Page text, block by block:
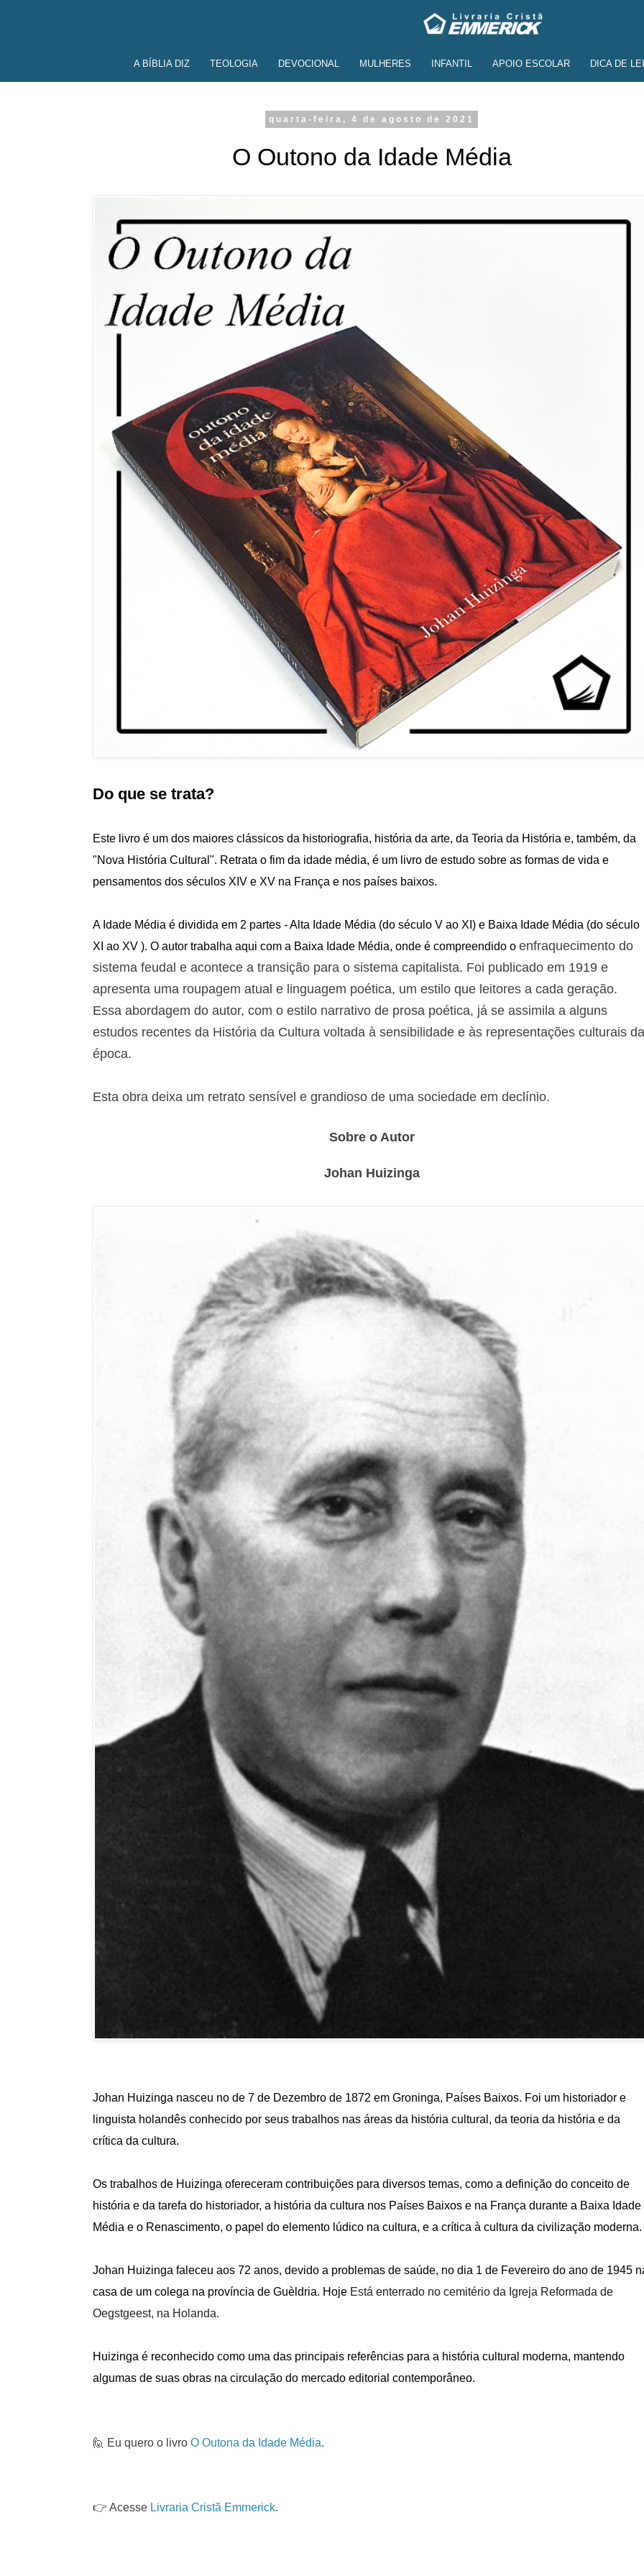
A BÍBLIA DIZ TEOLOGIA DEVOCIONAL MULHERES INFANTIL APOIO ESCOLAR DICA DE
quarta-feira, 4 de agosto de 2021
O Outono da Idade Média
Do que se trata?
Este livro é um dos maiores clássicos da historiografia, história da arte, da Teoria da História e, também, da
"Nova História Cultural". Retrata o fim da idade média, é um livro de estudo sobre as formas de vida e
pensamentos dos séculos XIV e XV na França e nos países baixos.
A Idade Média é dividida em 2 partes - Alta Idade Média (do século V ao XI) e Baixa Idade Média (do século
XI ao XV ). O autor trabalha aqui com a Baixa Idade Média, onde é compreendido o enfraquecimento do
sistema feudal e acontece a transição para o sistema capitalista. Foi publicado em 1919 e
apresenta uma roupagem atual e linguagem poética, um estilo que leitores a cada geração.
Essa abordagem do autor, com o estilo narrativo de prosa poética, já se assimila a alguns
estudos recentes da História da Cultura voltada à sensibilidade e às representações culturais da
época.
Esta obra deixa um retrato sensível e grandioso de uma sociedade em declínio.
Sobre o Autor
Johan Huizinga
Johan Huizinga nasceu no de 7 de Dezembro de 1872 em Groninga, Países Baixos. Foi um historiador e
linguista holandês conhecido por seus trabalhos nas áreas da história cultural, da teoria da história e da
crítica da cultura.
Os trabalhos de Huizinga ofereceram contribuições para diversos temas, como a definição do conceito de
história e da tarefa do historiador, a história da cultura nos Países Baixos e na França durante a Baixa Idade
Média e o Renascimento, o papel do elemento lúdico na cultura, e a crítica à cultura da civilização moderna.
Johan Huizinga faleceu aos 72 anos, devido a problemas de saúde, no dia 1 de Fevereiro do ano de 1945
casa de um colega na província de Guèldria. Hoje Está enterrado no cemitério da Igreja Reformada de
Oegstgeest, na Holanda.
Huizinga é reconhecido como uma das principais referências para a história cultural moderna, mantendo
algumas de suas obras na circulação do mercado editorial contemporâneo.
🙋 Eu quero o livro O Outona da Idade Média.
👉 Acesse Livraria Cristã Emmerick.